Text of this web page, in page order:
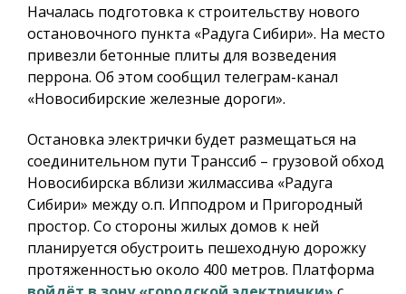
Началась подготовка к строительству нового
остановочного пункта «Радуга Сибири». На место
привезли бетонные плиты для возведения
перрона. Об этом сообщил телеграм-канал
«Новосибирские железные дороги».
Остановка электрички будет размещаться на
соединительном пути Транссиб – грузовой обход
Новосибирска вблизи жилмассива «Радуга
Сибири» между о.п. Ипподром и Пригородный
простор. Со стороны жилых домов к ней
планируется обустроить пешеходную дорожку
протяженностью около 400 метров. Платформа